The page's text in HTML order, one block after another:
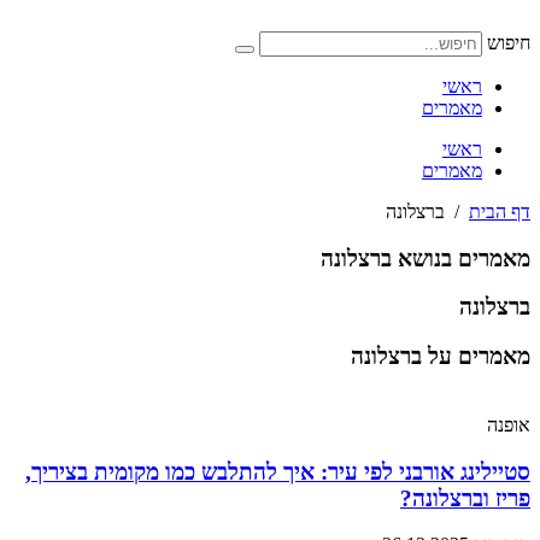
לתוכן
חיפוש
ראשי
מאמרים
ראשי
מאמרים
דף הבית / ברצלונה
מאמרים בנושא ברצלונה
ברצלונה
מאמרים על ברצלונה
אופנה
סטיילינג אורבני לפי עיר: איך להתלבש כמו מקומית בציריך,
פריז וברצלונה?